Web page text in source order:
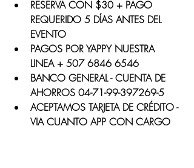
RESERVA CON $30 + PAGO
REQUERIDO 5 DÍAS ANTES DEL
EVENTO
PAGOS POR YAPPY NUESTRA
LINEA + 507 6846 6546
BANCO GENERAL - CUENTA DE
AHORROS 04-71-99-397269-5
ACEPTAMOS TARJETA DE CRÉDITO -
VIA CUANTO APP CON CARGO